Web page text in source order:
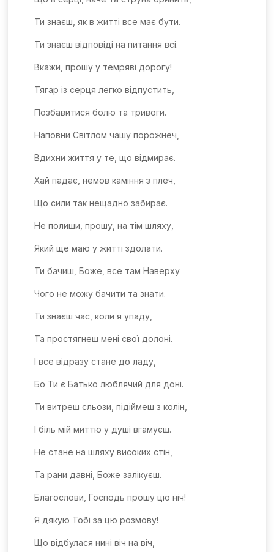
Ти знаєш, як в житті все має бути.
Ти знаєш відповіді на питання всі.
Вкажи, прошу у темряві дорогу!
Тягар із серця легко відпустить,
Позбавитися болю та тривоги.
Наповни Світлом чашу порожнеч,
Вдихни життя у те, що відмирає.
Хай падає, немов каміння з плеч,
Що сили так нещадно забирає.
Не полиши, прошу, на тім шляху,
Який ще маю у житті здолати.
Ти бачиш, Боже, все там Наверху
Чого не можу бачити та знати.
Ти знаєш час, коли я упаду,
Та простягнеш мені свої долоні.
І все відразу стане до ладу,
Бо Ти є Батько люблячий для доні.
Ти витреш сльози, підіймеш з колін,
І біль мій миттю у душі вгамуєш.
Не стане на шляху високих стін,
Та рани давні, Боже залікуєш.
Благослови, Господь прошу цю ніч!
Я дякую Тобі за цю розмову!
Що відбулася нині віч на віч,